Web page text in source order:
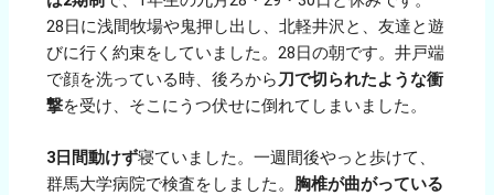
28日に浅間牧場や鬼押し出し、北軽井沢と、友達と遊
びに行く約束をしていました。28日の朝です。井戸端
で顔を洗っている時、後ろから刀で切られたような衝
撃を受け、そこにうつ伏せに倒れてしまいました。
3日間動けず寝ていました。一週間後やっと歩けて、
群馬大学病院で検査をしました。 胸椎が曲がっている